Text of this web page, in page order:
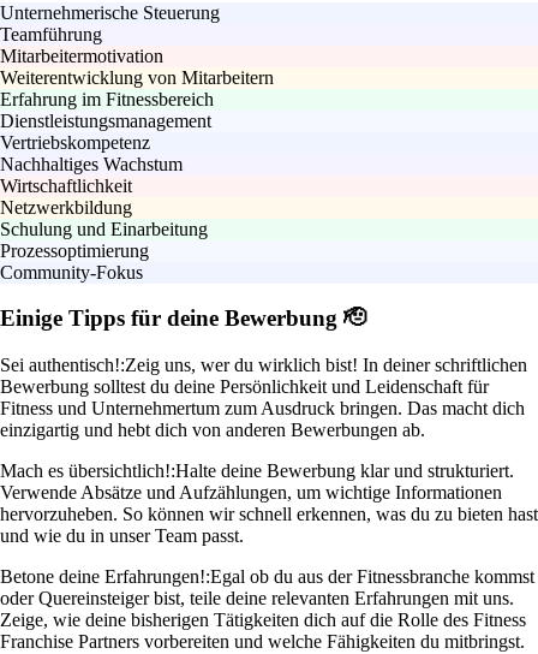
Unternehmerische Steuerung
Teamführung
Mitarbeitermotivation
Weiterentwicklung von Mitarbeitern
Erfahrung im Fitnessbereich
Dienstleistungsmanagement
Vertriebskompetenz
Nachhaltiges Wachstum
Wirtschaftlichkeit
Netzwerkbildung
Schulung und Einarbeitung
Prozessoptimierung
Community-Fokus
Einige Tipps für deine Bewerbung 🫡
Sei authentisch!:Zeig uns, wer du wirklich bist! In deiner schriftlichen
Bewerbung solltest du deine Persönlichkeit und Leidenschaft für
Fitness und Unternehmertum zum Ausdruck bringen. Das macht dich
einzigartig und hebt dich von anderen Bewerbungen ab.
Mach es übersichtlich!:Halte deine Bewerbung klar und strukturiert.
Verwende Absätze und Aufzählungen, um wichtige Informationen
hervorzuheben. So können wir schnell erkennen, was du zu bieten hast
und wie du in unser Team passt.
Betone deine Erfahrungen!:Egal ob du aus der Fitnessbranche kommst
oder Quereinsteiger bist, teile deine relevanten Erfahrungen mit uns.
Zeige, wie deine bisherigen Tätigkeiten dich auf die Rolle des Fitness
Franchise Partners vorbereiten und welche Fähigkeiten du mitbringst.